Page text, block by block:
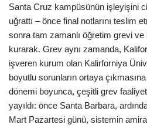
Santa Cruz kampüsünün işleyişini
uğrattı – önce final notlarını teslim
sonra tam zamanlı öğretim grevi
kurarak. Grev aynı zamanda,
işveren kurum olan Kalirforniya
boyutlu sorunların ortaya
dönemi boyunca, çeşitli grev
yayıldı: önce Santa Barbara,
Mart Pazartesi günü, sistemin